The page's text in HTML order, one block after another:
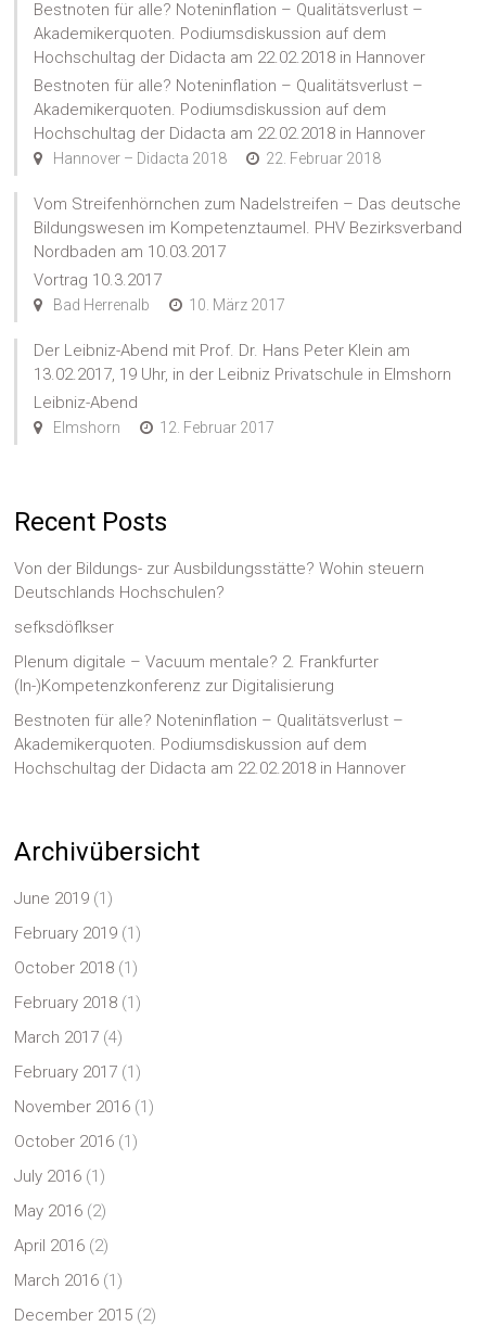
Bestnoten für alle? Noteninflation – Qualitätsverlust –
Akademikerquoten. Podiumsdiskussion auf dem
Hochschultag der Didacta am 22.02.2018 in Hannover
Bestnoten für alle? Noteninflation – Qualitätsverlust –
Akademikerquoten. Podiumsdiskussion auf dem
Hochschultag der Didacta am 22.02.2018 in Hannover
Hannover – Didacta 2018 22. Februar 2018
Vom Streifenhörnchen zum Nadelstreifen – Das deutsche
Bildungswesen im Kompetenztaumel. PHV Bezirksverband
Nordbaden am 10.03.2017
Vortrag 10.3.2017
Bad Herrenalb 10. März 2017
Der Leibniz-Abend mit Prof. Dr. Hans Peter Klein am
13.02.2017, 19 Uhr, in der Leibniz Privatschule in Elmshorn
Leibniz-Abend
Elmshorn 12. Februar 2017
Recent Posts
Von der Bildungs- zur Ausbildungsstätte? Wohin steuern
Deutschlands Hochschulen?
sefksdöflkser
Plenum digitale – Vacuum mentale? 2. Frankfurter
(In-)Kompetenzkonferenz zur Digitalisierung
Bestnoten für alle? Noteninflation – Qualitätsverlust –
Akademikerquoten. Podiumsdiskussion auf dem
Hochschultag der Didacta am 22.02.2018 in Hannover
Archivübersicht
June 2019 (1)
February 2019 (1)
October 2018 (1)
February 2018 (1)
March 2017 (4)
February 2017 (1)
November 2016 (1)
October 2016 (1)
July 2016 (1)
May 2016 (2)
April 2016 (2)
March 2016 (1)
December 2015 (2)